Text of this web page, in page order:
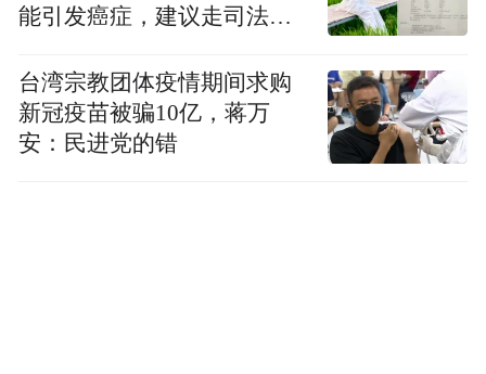
能引发癌症，建议走司法途
台湾宗教团体疫情期间求购
新冠疫苗被骗10亿，蒋万
安：民进党的错